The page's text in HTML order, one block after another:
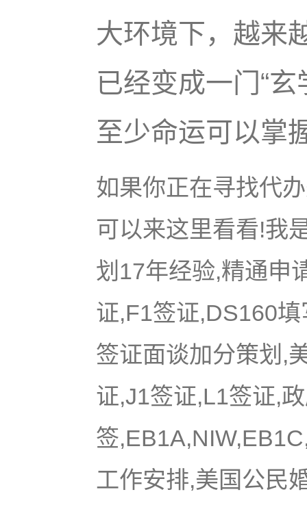
大环境下，越来
已经变成一门“
至少命运可以掌
如果你正在寻找代
可以来这里看看!我
划17年经验,精通申
证,F1签证,DS160
签证面谈加分策划,
证,J1签证,L1签证,
签
工作安排,美国公民